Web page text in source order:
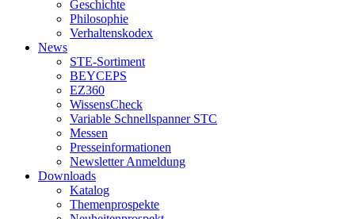
Geschichte
Philosophie
Verhaltenskodex
News
STE-Sortiment
BEYCEPS
EZ360
WissensCheck
Variable Schnellspanner STC
Messen
Presseinformationen
Newsletter Anmeldung
Downloads
Katalog
Themenprospekte